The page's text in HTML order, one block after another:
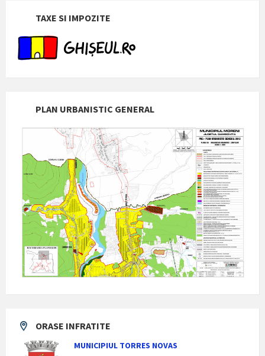
TAXE SI IMPOZITE
PLAN URBANISTIC GENERAL
ORASE INFRATITE
MUNICIPIUL TORRES NOVAS